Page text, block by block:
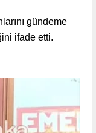
gündeme
ifade etti.